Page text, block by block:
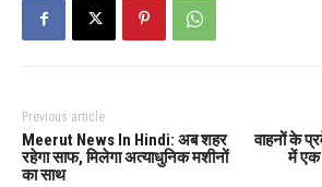
Previous article
Meerut News In Hindi: अब शहर
रहेगा साफ, मिलेगा अत्याधुनिक मशीनों
का साथ
वाहनों के
में एक